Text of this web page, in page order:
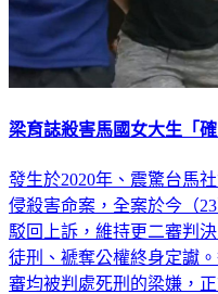
梁育誌殺害馬國女大生「
發生於2020年、震驚台馬
侵殺害命案，全案於今（
駁回上訴，維持更二審判
徒刑、褫奪公權終身定讞
審均被判處死刑的梁嫌，